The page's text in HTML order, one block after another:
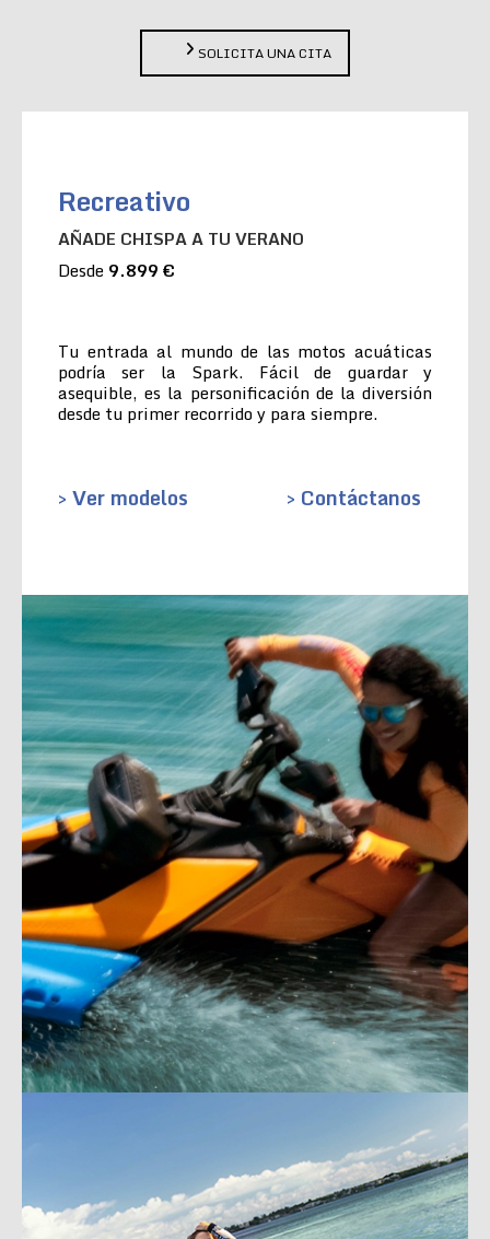
SOLICITA UNA CITA
Recreativo
AÑADE CHISPA A TU VERANO
Desde 9.899 €
Tu entrada al mundo de las motos acuáticas
podría ser la Spark. Fácil de guardar y
asequible, es la personificación de la diversión
desde tu primer recorrido y para siempre.
> Ver modelos > Contáctanos